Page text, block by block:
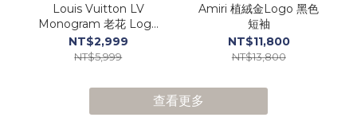
Louis Vuitton LV
Monogram 老花 Logo
金屬杯墊套組
NT$2,999
NT$5,999
Amiri 植絨金Logo 黑色
短袖
NT$11,800
NT$13,800
查看更多